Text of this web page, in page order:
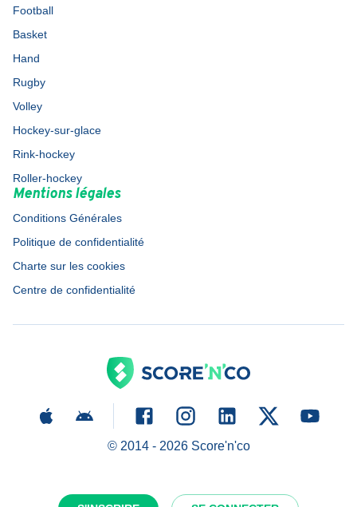
Football
Basket
Hand
Rugby
Volley
Hockey-sur-glace
Rink-hockey
Roller-hockey
Mentions légales
Conditions Générales
Politique de confidentialité
Charte sur les cookies
Centre de confidentialité
© 2014 - 2026Score'n'co